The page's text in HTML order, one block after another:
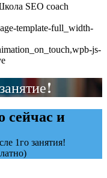
SEO coach
template-full_width-
js-
сейчас и
1го занятия!